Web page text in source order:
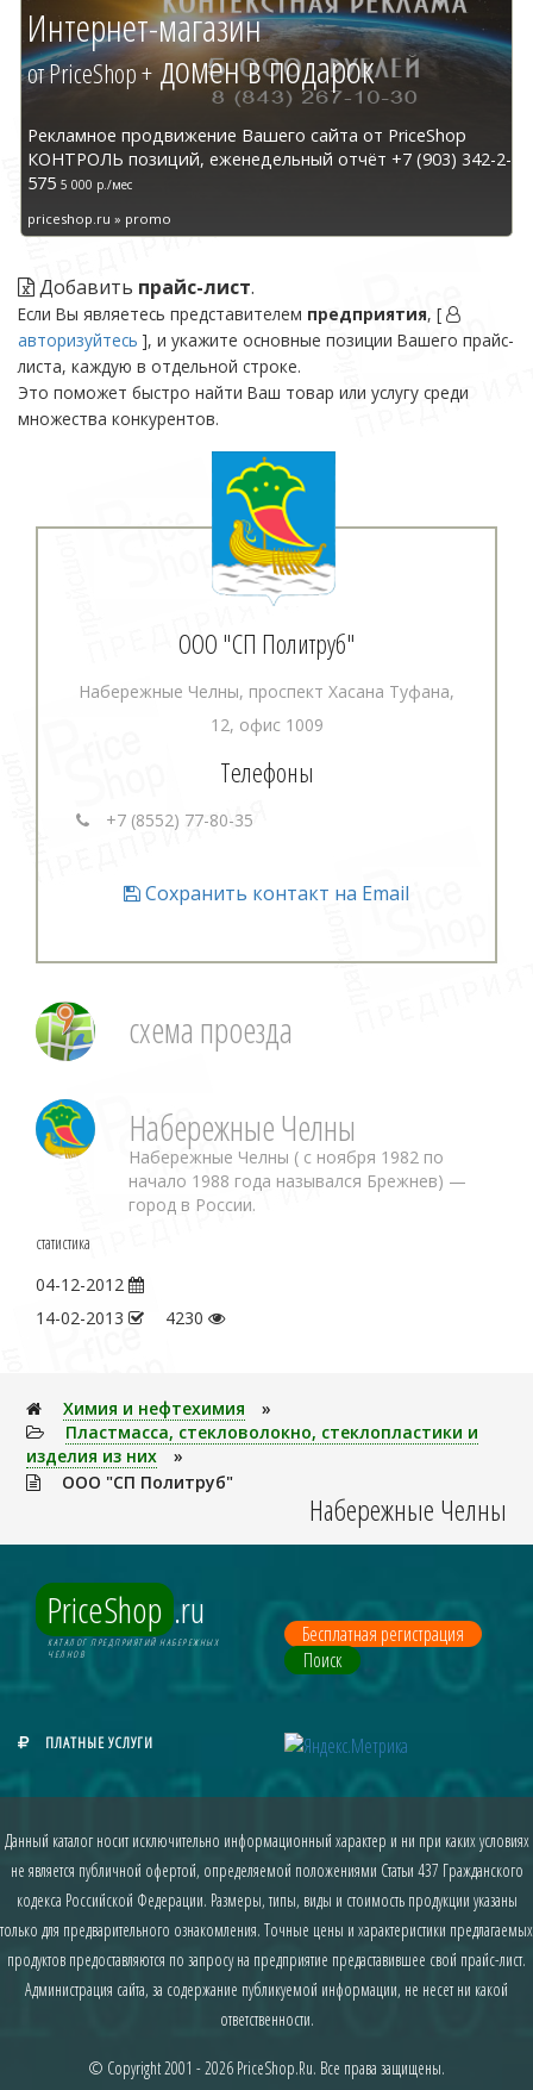
Интернет-магазин
от PriceShop +домен в подарок
Рекламное продвижение Вашего сайта от PriceShop
КОНТРОЛЬ позиций, еженедельный отчёт +7 (903) 342-2-
575 5 000 р./мес
priceshop.ru » promo
Добавить прайс-лист.
Если Вы являетесь представителем предприятия, [
авторизуйтесь ], и укажите основные позиции Вашего прайс-
листа, каждую в отдельной строке.
Это поможет быстро найти Ваш товар или услугу среди
множества конкурентов.
ООО "СП Политруб"
Набережные Челны, проспект Хасана Туфана,
12, офис 1009
Телефоны
+7 (8552) 77-80-35
Сохранить контакт на Email
схема проезда
Набережные Челны
Набережные Челны ( с ноября 1982 по
начало 1988 года назывался Брежнев) —
город в России.
статистика
04-12-2012
14-02-2013
4230
Химия и нефтехимия
»
Пластмасса, стекловолокно, стеклопластики и
изделия из них
»
ООО "СП Политруб"
Набережные Челны
PriceShop .ru
КАТАЛОГ ПРЕДПРИЯТИЙ НАБЕРЕЖНЫХ
ЧЕЛНОВ
Бесплатная регистрация
Поиск
ПЛАТНЫЕ УСЛУГИ
Данный каталог носит исключительно информационный характер и ни при каких условиях
не является публичной офертой, определяемой положениями Статьи 437 Гражданского
кодекса Российской Федерации. Размеры, типы, виды и стоимость продукции указаны
только для предварительного ознакомления. Точные цены и характеристики предлагаемых
продуктов предоставляются по запросу на предприятие предаставившее свой прайс-лист.
Администрация сайта, за содержание публикуемой информации, не несет ни какой
ответственности.
© Copyright 2001 - 2026 PriceShop.Ru. Все права защищены.